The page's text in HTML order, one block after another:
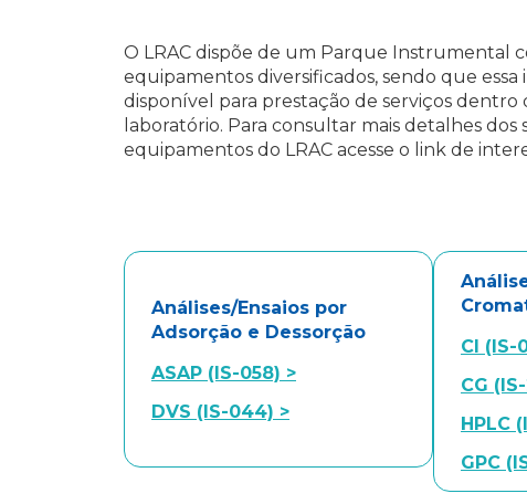
O LRAC dispõe de um Parque Instrumental
equipamentos diversificados, sendo que
disponível para prestação de serviços dentro
laboratório. Para consultar mais detalhes dos
equipamentos do LRAC acesse o link de
Análises/Ensaios por
Adsorção e Dessorção
ASAP (IS-058) >
DVS (IS-044) >
CI (IS-
CG
HPLC
GPC